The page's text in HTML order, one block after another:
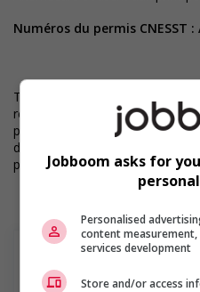
Numéros du permis CNESST :
Toutes les candidatures sont
recrutement, et les décisions
personnes. Nous pouvons
d’intelligence artificielle pour
processus d’examen des
Jobboom asks for
Personalised
content measurement,
services development
Store and/or access